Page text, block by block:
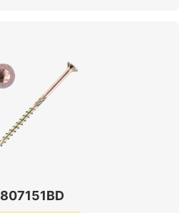
807151BD